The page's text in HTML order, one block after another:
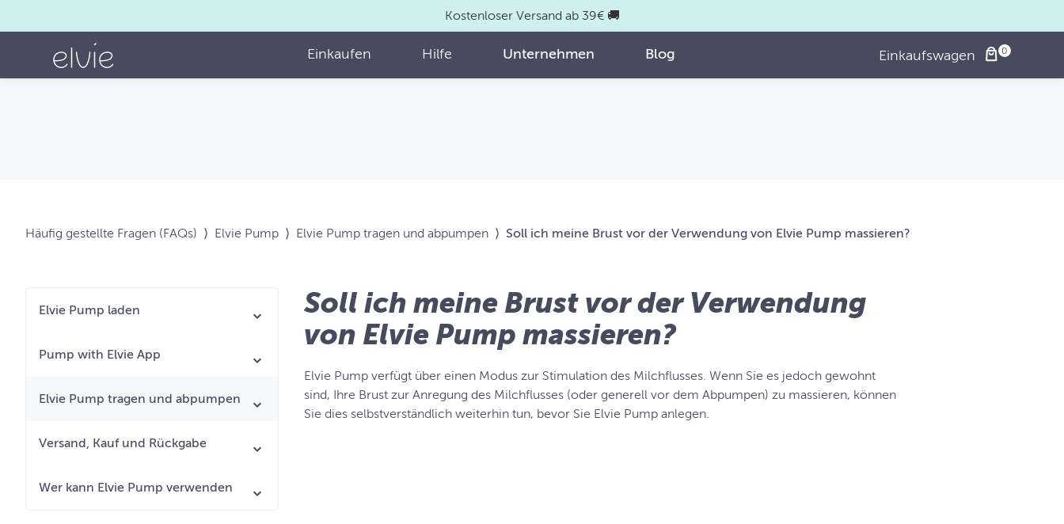
Kostenloser Versand ab 39€ 🚚
Einkaufen Hilfe Unternehmen Blog Einkaufswagen
Häufig gestellte Fragen (FAQs) ⟩ Elvie Pump ⟩ Elvie Pump tragen und abpumpen ⟩ Soll ich meine Brust vor der Verwendung von Elvie Pump massieren?
Elvie Pump laden
Pump with Elvie App
Elvie Pump tragen und abpumpen
Versand, Kauf und Rückgabe
Wer kann Elvie Pump verwenden
Soll ich meine Brust vor der Verwendung
von Elvie Pump massieren?
Elvie Pump verfügt über einen Modus zur Stimulation des Milchflusses. Wenn Sie es jedoch gewohnt
sind, Ihre Brust zur Anregung des Milchflusses (oder generell vor dem Abpumpen) zu massieren, können
Sie dies selbstverständlich weiterhin tun, bevor Sie Elvie Pump anlegen.